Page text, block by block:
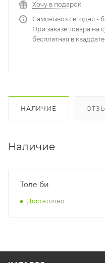
Хочу в подарок
Самовывоз сегодня -
При заказе товара на
бесплатная в
НАЛИЧИЕ
Наличие
Толе би
Достаточно